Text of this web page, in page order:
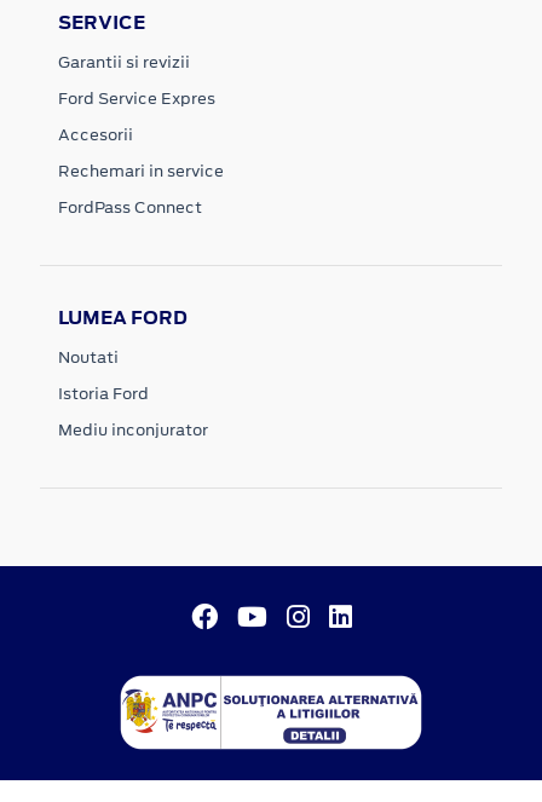
SERVICE
Garantii si revizii
Ford Service Expres
Accesorii
Rechemari in service
FordPass Connect
LUMEA FORD
Noutati
Istoria Ford
Mediu inconjurator